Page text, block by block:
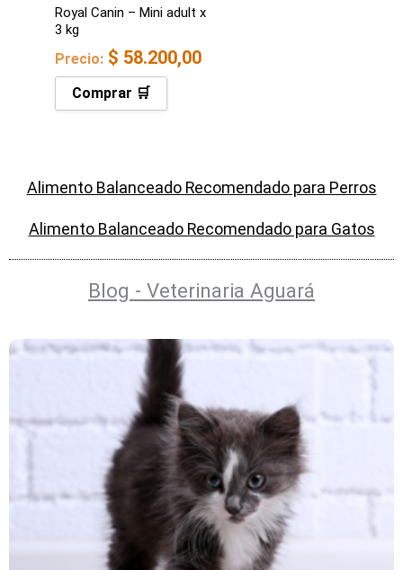
Royal Canin – Mini adult x
3 kg
Precio: $ 58.200,00
Comprar 🛒
Alimento Balanceado Recomendado para Perros
Alimento Balanceado Recomendado para Gatos
Blog - Veterinaria Aguará